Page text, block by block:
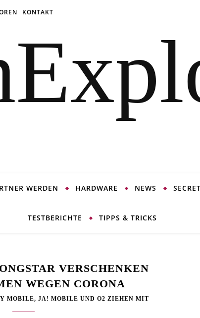
KONTAKT
WERDEN HARDWARE NEWS
TESTBERICHTE TIPPS & TRICKS
VERSCHENKEN
WEGEN CORONA
MOBILE, JA! MOBILE UND O2 ZIEHEN MIT